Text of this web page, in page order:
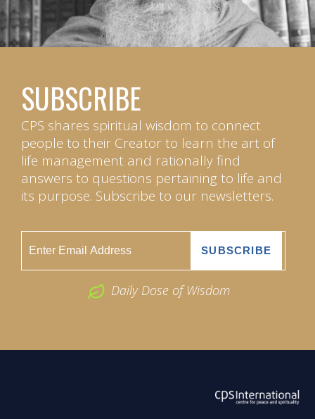
SUBSCRIBE
CPS shares spiritual wisdom to connect
people to their Creator to learn the art of
life management and rationally find
answers to questions pertaining to life and
its purpose. Subscribe to our newsletters.
Daily Dose of Wisdom